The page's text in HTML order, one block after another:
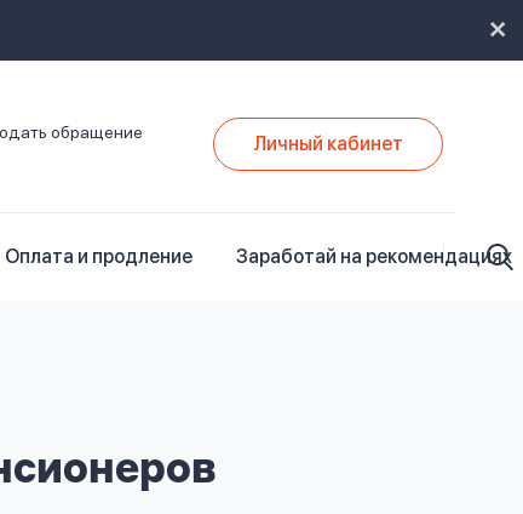
обращение Личный кабинет
Оплата и продление Заработай на рекомендациях